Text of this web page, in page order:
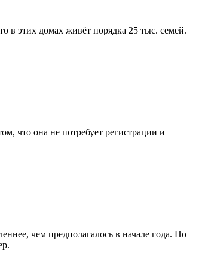
в этих домах живёт порядка 25 тыс. семей.
что она не потребует регистрации и
чем предполагалось в начале года. По